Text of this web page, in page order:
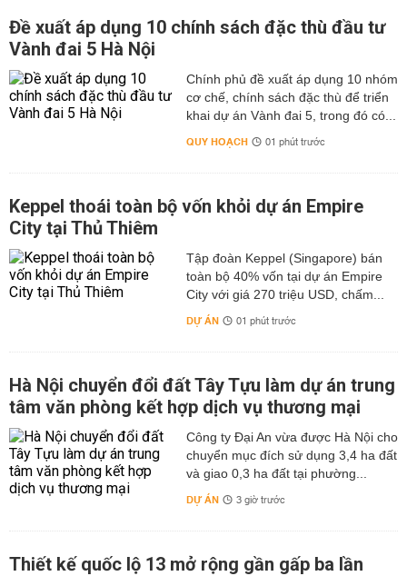
Đề xuất áp dụng 10 chính sách đặc thù đầu tư
Vành đai 5 Hà Nội
Chính phủ đề xuất áp dụng 10 nhóm
cơ chế, chính sách đặc thù để triển
khai dự án Vành đai 5, trong đó có...
QUY HOẠCH 01 phút trước
Keppel thoái toàn bộ vốn khỏi dự án Empire
City tại Thủ Thiêm
Tập đoàn Keppel (Singapore) bán
toàn bộ 40% vốn tại dự án Empire
City với giá 270 triệu USD, chấm...
DỰ ÁN 01 phút trước
Hà Nội chuyển đổi đất Tây Tựu làm dự án trung
tâm văn phòng kết hợp dịch vụ thương mại
Công ty Đại An vừa được Hà Nội cho
chuyển mục đích sử dụng 3,4 ha đất
và giao 0,3 ha đất tại phường...
DỰ ÁN 3 giờ trước
Thiết kế quốc lộ 13 mở rộng gần gấp ba lần